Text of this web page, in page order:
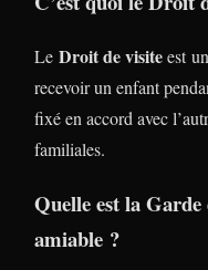
Le Droit de visiteest
recevoir un enfant
fixé en accord avec
familiales.
Quelle est la Garde
amiable ?